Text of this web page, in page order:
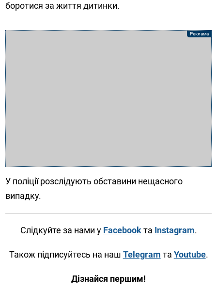
боротися за життя дитинки.
У поліції розслідують обставини нещасного
випадку.
Слідкуйте за нами у Facebookта Instagram.
Також підписуйтесь на наш Telegram та Youtube.
Дізнайся першим!